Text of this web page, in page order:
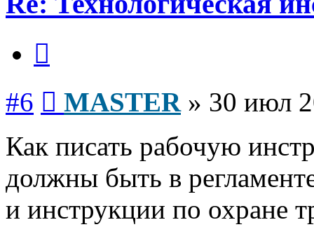
#6 MASTER » 30 июл
Как писать рабочую
должны быть в
и инструкции по охране